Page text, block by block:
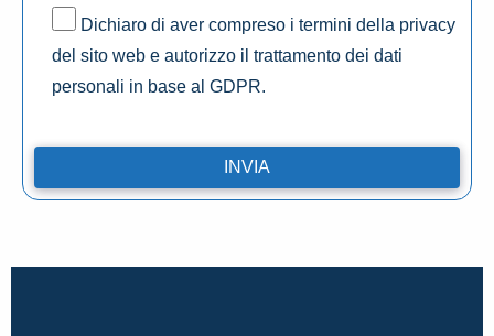
Dichiaro di aver compreso i termini della privacy
del sito web e autorizzo il trattamento dei dati
personali in base al GDPR.